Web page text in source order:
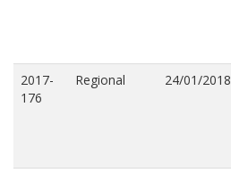
2017-
176
Regional 24/01/2018